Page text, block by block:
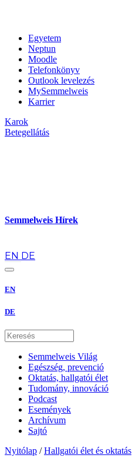
Egyetem
Neptun
Moodle
Telefonkönyv
Outlook levelezés
MySemmelweis
Karrier
Karok
Betegellátás
Semmelweis Hírek
EN DE
EN
DE
Semmelweis Világ
Egészség, prevenció
Oktatás, hallgatói élet
Tudomány, innováció
Podcast
Események
Archívum
Sajtó
Nyitólap / Hallgatói élet és oktatás